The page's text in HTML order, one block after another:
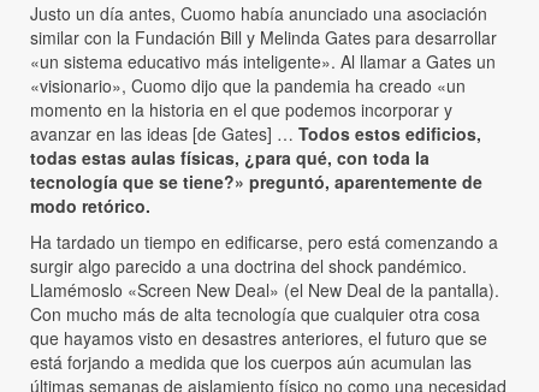
Justo un día antes, Cuomo había anunciado una asociación
similar con la Fundación Bill y Melinda Gates para desarrollar
«un sistema educativo más inteligente». Al llamar a Gates un
«visionario», Cuomo dijo que la pandemia ha creado «un
momento en la historia en el que podemos incorporar y
avanzar en las ideas [de Gates] … Todos estos edificios,
todas estas aulas físicas, ¿para qué, con toda la
tecnología que se tiene?» preguntó, aparentemente de
modo retórico.
Ha tardado un tiempo en edificarse, pero está comenzando a
surgir algo parecido a una doctrina del shock pandémico.
Llamémoslo «Screen New Deal» (el New Deal de la pantalla).
Con mucho más de alta tecnología que cualquier otra cosa
que hayamos visto en desastres anteriores, el futuro que se
está forjando a medida que los cuerpos aún acumulan las
últimas semanas de aislamiento físico no como una necesidad